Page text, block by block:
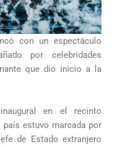
con un espectáculo
por celebridades
que dio inicio a la
en el recinto
estuvo marcada por
de Estado extranjero